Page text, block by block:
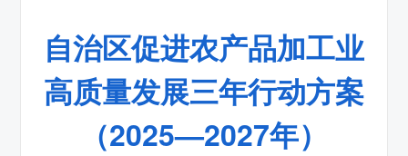
自治区促进农产品加工业
高质量发展三年行动方案
（2025—2027年）